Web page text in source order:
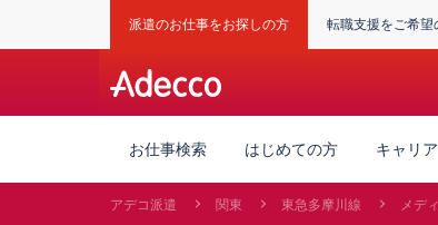
派遣のお仕事をお探しの方 転職支援をご希望
お仕事検索 はじめての方 キャリ
アデコ派遣 関東 東急多摩川線 メデ